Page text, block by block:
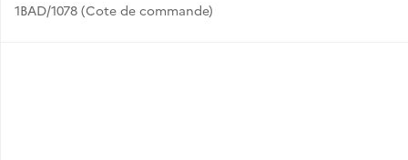
1BAD/1078 (Cote de commande)